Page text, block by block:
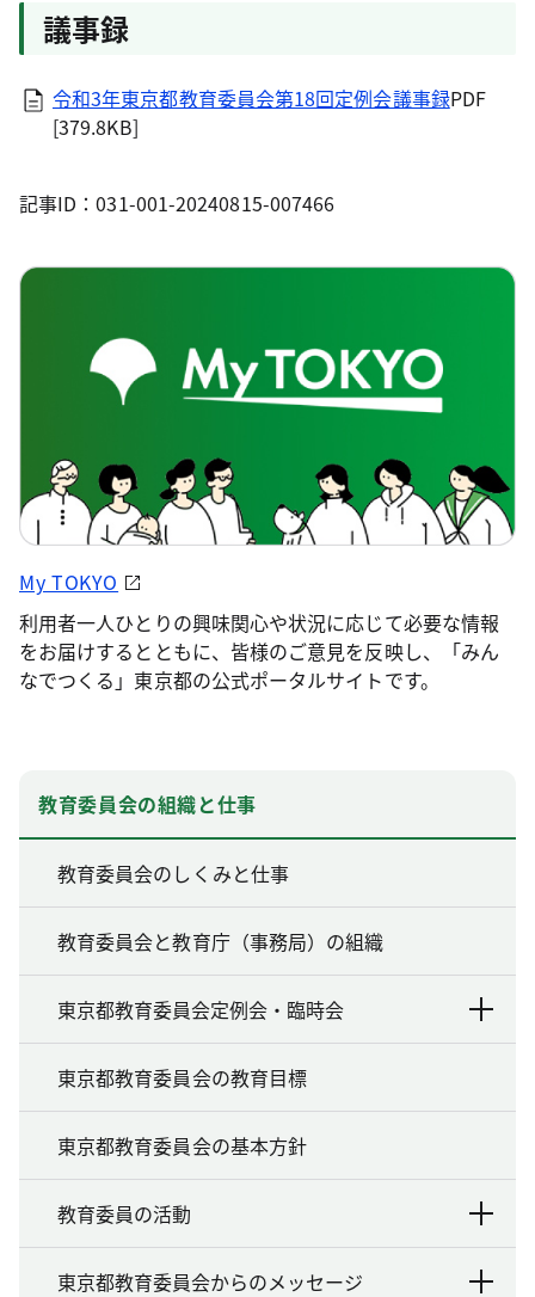
議事録
令和3年東京都教育委員会第18回定例会議事録PDF
[379.8KB]
記事ID：031-001-20240815-007466
My TOKYO
利用者一人ひとりの興味関心や状況に応じて必要な情報
をお届けするとともに、皆様のご意見を反映し、「みん
なでつくる」東京都の公式ポータルサイトです。
教育委員会の組織と仕事
教育委員会のしくみと仕事
教育委員会と教育庁（事務局）の組織
東京都教育委員会定例会・臨時会
東京都教育委員会の教育目標
東京都教育委員会の基本方針
教育委員の活動
東京都教育委員会からのメッセージ